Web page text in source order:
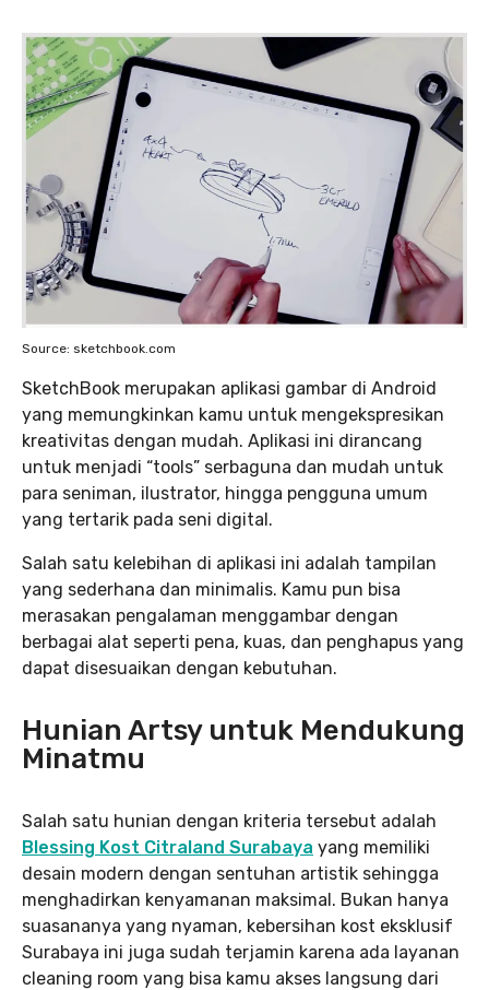
Source: sketchbook.com
SketchBook merupakan aplikasi gambar di Android
yang memungkinkan kamu untuk mengekspresikan
kreativitas dengan mudah. Aplikasi ini dirancang
untuk menjadi “tools” serbaguna dan mudah untuk
para seniman, ilustrator, hingga pengguna umum
yang tertarik pada seni digital.
Salah satu kelebihan di aplikasi ini adalah tampilan
yang sederhana dan minimalis. Kamu pun bisa
merasakan pengalaman menggambar dengan
berbagai alat seperti pena, kuas, dan penghapus yang
dapat disesuaikan dengan kebutuhan.
Hunian Artsy untuk Mendukung
Minatmu
Salah satu hunian dengan kriteria tersebut adalah
Blessing Kost Citraland Surabaya yang memiliki
desain modern dengan sentuhan artistik sehingga
menghadirkan kenyamanan maksimal. Bukan hanya
suasananya yang nyaman, kebersihan kost eksklusif
Surabaya ini juga sudah terjamin karena ada layanan
cleaning room yang bisa kamu akses langsung dari